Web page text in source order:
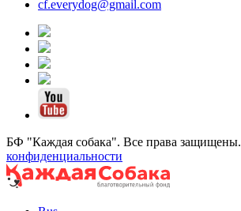
cf.everydog@gmail.com
БФ "Каждая собака". Все права защищены.
конфиденциальности